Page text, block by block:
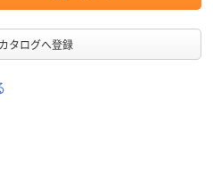
タログへ登録